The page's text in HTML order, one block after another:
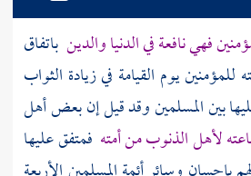
فهي نافعة في الدنيا والدين باتفاق
يوم القيامة في زيادة الثواب
بين المسلمين وقد قيل إن بعض أهل
لأهل الذنوب من أمته فمتفق عليها